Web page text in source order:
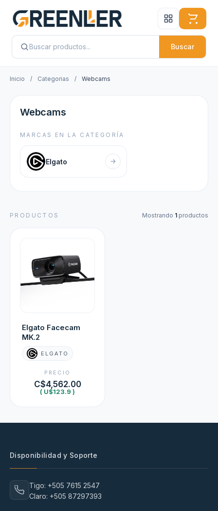
Buscar
Inicio / Categorias / Webcams
Webcams
MARCAS EN LA CATEGORÍA
Elgato
PRODUCTOS Mostrando 1 productos
Elgato Facecam
MK.2
ELGATO
PRECIO
C$4,562.00
( U$123.9 )
Disponibilidad y Soporte
Tigo: +505 7615 2547
Claro: +505 87297393